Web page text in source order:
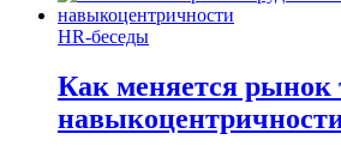
HR-беседы
Как меняется рынок